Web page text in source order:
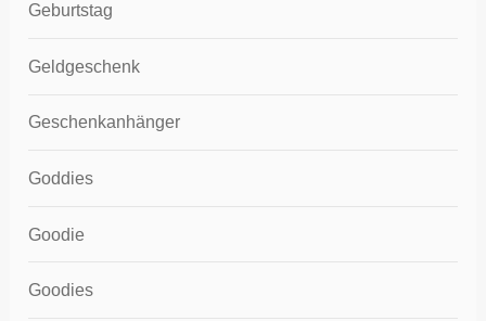
Geburtstag
Geldgeschenk
Geschenkanhänger
Goddies
Goodie
Goodies